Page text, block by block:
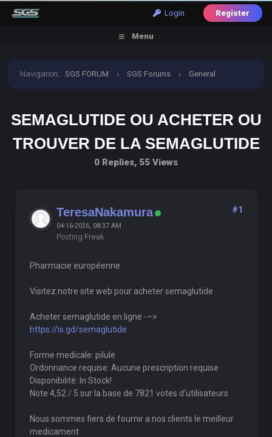
Login Register
Menu
Navigation:SGS FORUM › SGS Forums › General
SEMAGLUTIDE OU ACHETER OU
TROUVER DE LA SEMAGLUTIDE
0 Replies, 55 Views
TeresaNakamura
04-16-2026, 08:37 AM
Posting Freak
#1
Pharmacie européenne
Visitez notre site web pour acheter semaglutide
Acheter semaglutide en ligne -–>
https://is.gd/semaglutide
Forme medicale: pilule
Ordonnance requise: Aucune prescription requise
Disponibilité: In Stock!
Note 4,52 / 5 sur la base de 7821 votes d’utilisateurs
Nous sommes fiers de fournir a nos clients le meilleur
medicament